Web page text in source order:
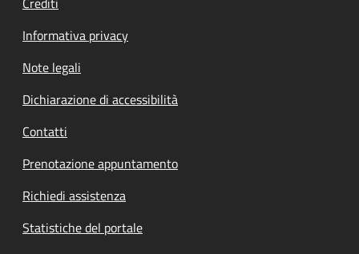
Informativa privacy
Note legali
Dichiarazione di accessibilità
Contatti
Prenotazione appuntamento
Richiedi assistenza
Statistiche del portale